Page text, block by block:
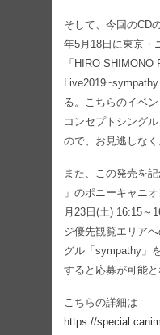
そして、今回のCD
年5月18日に東京・
「HIRO SHIMONO
る。こちらのイベ
コンセプトシング
ので、お見逃しなく
また、この発売を
」のポニーキャニ
月23日(土) 16:15～
ジ優先観覧エリア
グル「sympathy」
すると応募が可能と
こちらの詳細は
https://